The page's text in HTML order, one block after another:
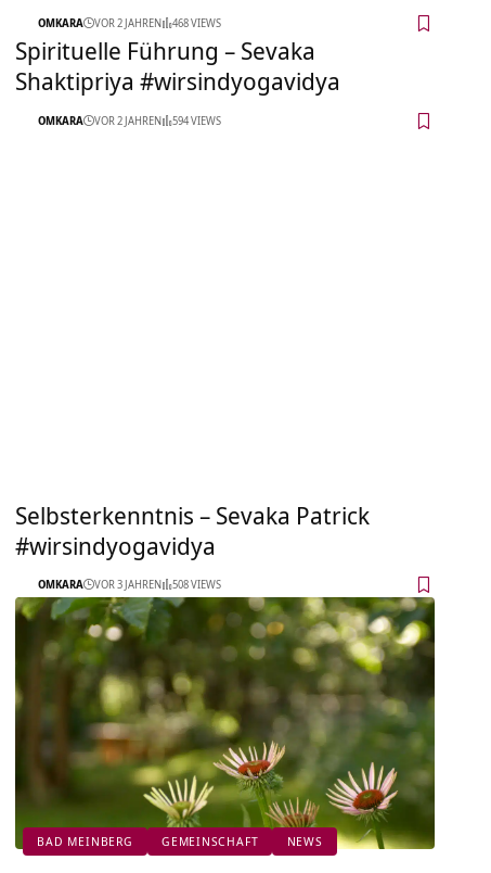
OMKARA VOR 2 JAHREN 468 VIEWS
Spirituelle Führung – Sevaka
Shaktipriya #wirsindyogavidya
OMKARA VOR 2 JAHREN 594 VIEWS
Selbsterkenntnis – Sevaka Patrick
#wirsindyogavidya
OMKARA VOR 3 JAHREN 508 VIEWS
BAD MEINBERG GEMEINSCHAFT NEWS